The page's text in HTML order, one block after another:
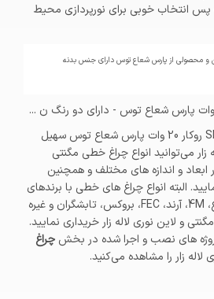
انتخاب خوبی برای نورپردازی محیط
و محصولی از پارس شعاع توس دارای جنس بدنه
از این رو در لاین نوری SMD روکار 20 وات پارس شعاع توس سهیل
می‌توانید انواع چراغ خطی مگنتی
ابعاد و اندازه های مختلف و همچنین
البته انواع چراغ های خطی با برندهای
مختلف همانند پارس شعاع، 4M، آرند، FEC، بروکس، تابشگران و غیره
و لاین نوری لاله زار خریداری نمایید.
های نصب و اجرا شده در بخش چراغ
لاله زار را مشاهده می‌کنید.